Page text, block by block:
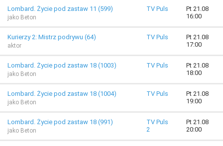
Lombard. Życie pod zastaw 11 (599)
jako Beton
TV Puls
Pt 21.08
16:00
Kurierzy 2: Mistrz podrywu (64)
aktor
TV Puls
Pt 21.08
17:00
Lombard. Życie pod zastaw 18 (1003)
jako Beton
TV Puls
Pt 21.08
18:00
Lombard. Życie pod zastaw 18 (1004)
jako Beton
TV Puls
Pt 21.08
19:00
Lombard. Życie pod zastaw 18 (991)
jako Beton
TV Puls
2
Pt 21.08
20:00